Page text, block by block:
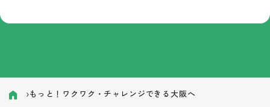
もっと！ワクワク・チャレンジできる大阪へ